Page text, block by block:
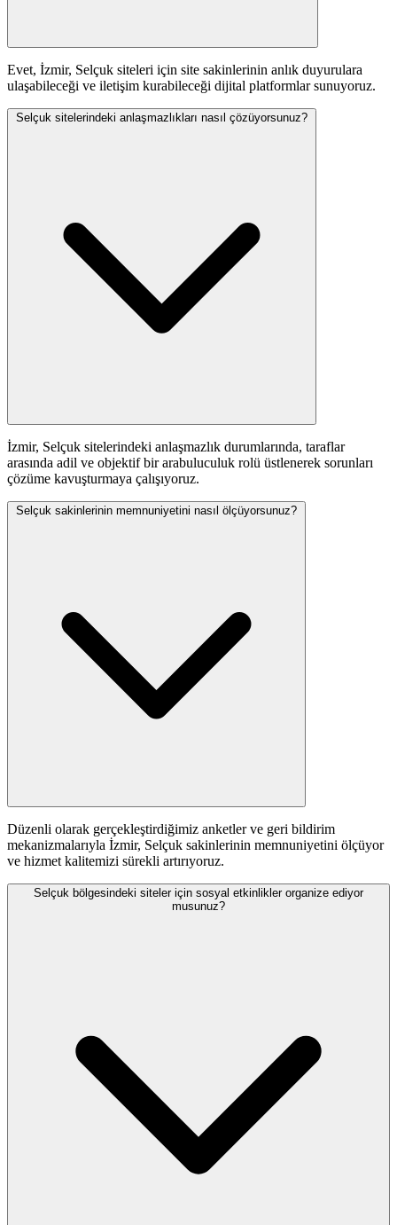
Evet, İzmir, Selçuk siteleri için site sakinlerinin anlık duyurulara
ulaşabileceği ve iletişim kurabileceği dijital platformlar sunuyoruz.
Selçuk sitelerindeki anlaşmazlıkları nasıl çözüyorsunuz?
İzmir, Selçuk sitelerindeki anlaşmazlık durumlarında, taraflar
arasında adil ve objektif bir arabuluculuk rolü üstlenerek sorunları
çözüme kavuşturmaya çalışıyoruz.
Selçuk sakinlerinin memnuniyetini nasıl ölçüyorsunuz?
Düzenli olarak gerçekleştirdiğimiz anketler ve geri bildirim
mekanizmalarıyla İzmir, Selçuk sakinlerinin memnuniyetini ölçüyor
ve hizmet kalitemizi sürekli artırıyoruz.
Selçuk bölgesindeki siteler için sosyal etkinlikler organize ediyor
musunuz?